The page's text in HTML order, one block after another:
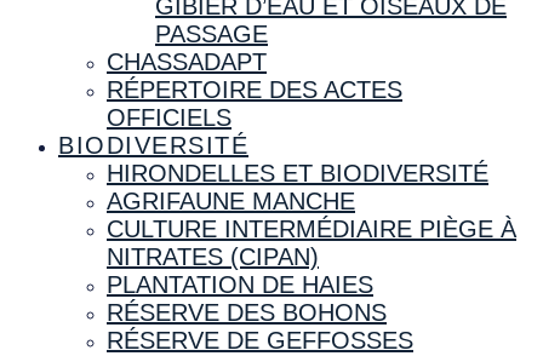
GIBIER D’EAU ET OISEAUX DE
PASSAGE
CHASSADAPT
RÉPERTOIRE DES ACTES
OFFICIELS
BIODIVERSITÉ
HIRONDELLES ET BIODIVERSITÉ
AGRIFAUNE MANCHE
CULTURE INTERMÉDIAIRE PIÈGE À
NITRATES (CIPAN)
PLANTATION DE HAIES
RÉSERVE DES BOHONS
RÉSERVE DE GEFFOSSES